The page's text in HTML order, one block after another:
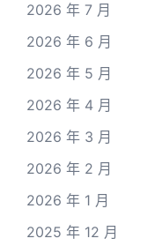
2026 年 7 月
2026 年 6 月
2026 年 5 月
2026 年 4 月
2026 年 3 月
2026 年 2 月
2026 年 1 月
2025 年 12 月